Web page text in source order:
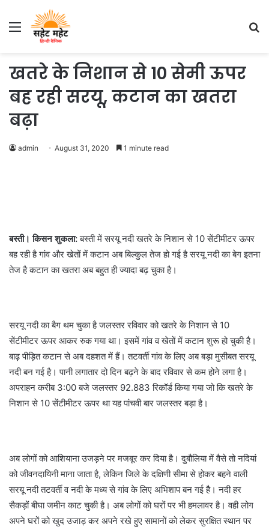
Menu
खतरे के निशान से 10 सेमी ऊपर
बह रही सरयू, कटान का खतरा
बढ़ा
admin August 31, 2020 1 minute read
बस्ती। किसन शुकला:बस्ती में सरयू नदी खतरे के निशान से 10 सेंटीमीटर ऊपर
बह रही है गांव और खेतों में कटान अब बिल्कुल तेज हो गई है सरयू नदी का बेग इतना
तेज है कटान का खतरा अब बहुत ही ज्यादा बढ़ चुका है।
सरयू नदी का बैग थम चुका है जलस्तर रविवार को खतरे के निशान से 10
सेंटीमीटर ऊपर आकर रुक गया था। इसमें गांव व खेतों में कटान शुरू हो चुकी है।
बाढ़ पीड़ित कटान से अब दहशत में हैं। तटवर्ती गांव के लिए अब बड़ा मुसीबत सरयू
नदी बन गई है। पानी लगातार दो दिन बढ़ने के बाद रविवार से कम होने लगा है।
अपराहन करीब 3:00 बजे जलस्तर 92.883 रिकॉर्ड किया गया जो कि खतरे के
निशान से 10 सेंटीमीटर ऊपर था यह पांचवी बार जलस्तर बड़ा है।
अब लोगों को आशियाना उजड़ने पर मजबूर कर दिया है। दुबौलिया में वैसे तो नदियां
को जीवनदायिनी माना जाता है, लेकिन जिले के दक्षिणी सीमा से होकर बहने वाली
सरयू नदी तटवर्ती व नदी के मध्य से गांव के लिए अभिशाप बन गई है। नदी हर
सैकड़ों बीघा जमीन काट चुकी है। अब लोगों को घरों पर भी हमलावर है। वही लोग
अपने घरों को खुद उजाड़ कर अपने रखे हुए सामानों को लेकर सुरक्षित स्थान पर